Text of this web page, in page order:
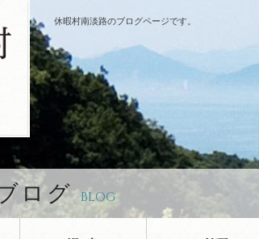
休暇村南淡路のブログページです。
ログ BLOG